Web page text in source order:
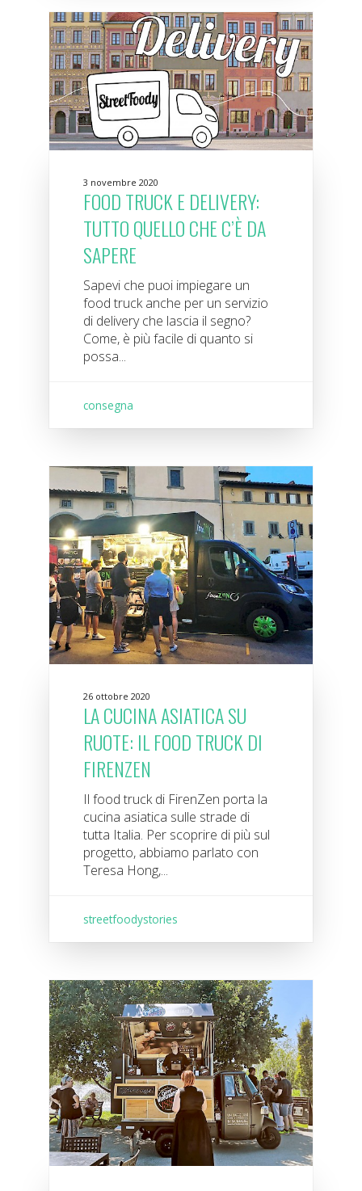
3 novembre 2020
FOOD TRUCK E DELIVERY:
TUTTO QUELLO CHE C’È DA
SAPERE
Sapevi che puoi impiegare un
food truck anche per un servizio
di delivery che lascia il segno?
Come, è più facile di quanto si
possa...
consegna
26 ottobre 2020
LA CUCINA ASIATICA SU
RUOTE: IL FOOD TRUCK DI
FIRENZEN
Il food truck di FirenZen porta la
cucina asiatica sulle strade di
tutta Italia. Per scoprire di più sul
progetto, abbiamo parlato con
Teresa Hong,...
streetfoodystories